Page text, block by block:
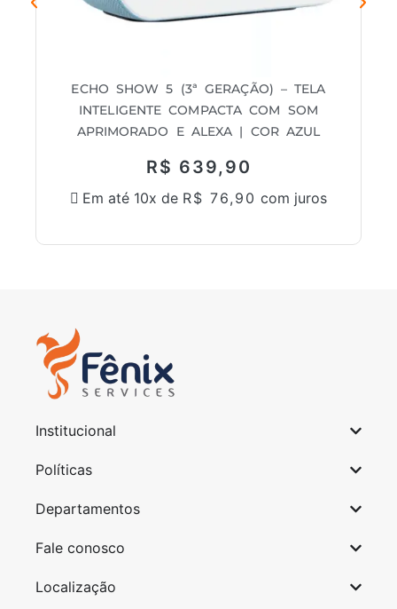
ECHO SHOW 5 (3ª GERAÇÃO) – TELA
INTELIGENTE COMPACTA COM SOM
APRIMORADO E ALEXA | COR AZUL
R$ 639,90
Em até 10x de R$ 76,90 com juros
Institucional
Políticas
Departamentos
Fale conosco
Localização